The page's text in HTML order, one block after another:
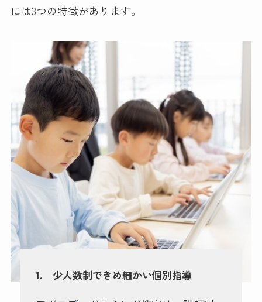
には3つの特徴があります。
1. 少人数制できめ細かい個別指導